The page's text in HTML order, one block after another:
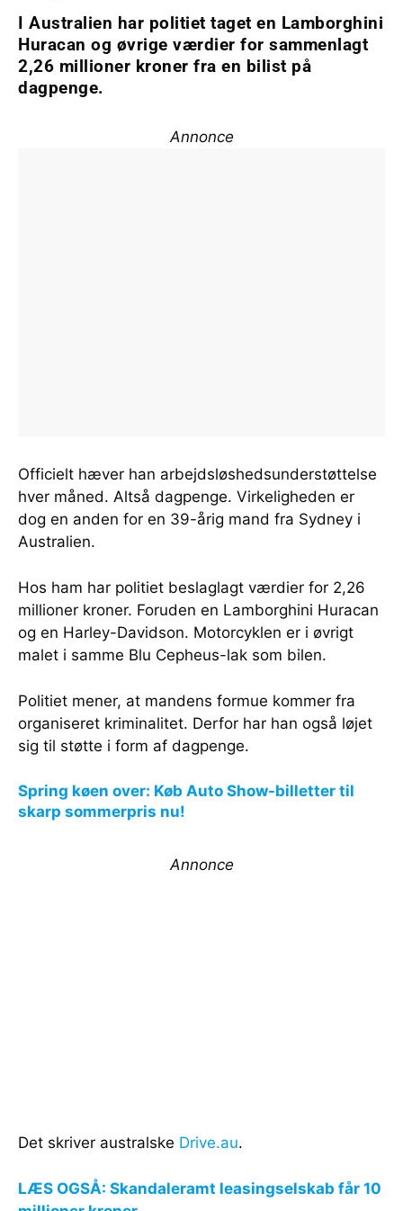
I Australien har politiet taget en Lamborghini
Huracan og øvrige værdier for sammenlagt
2,26 millioner kroner fra en bilist på
dagpenge.
Annonce
Officielt hæver han arbejdsløshedsunderstøttelse
hver måned. Altså dagpenge. Virkeligheden er
dog en anden for en 39-årig mand fra Sydney i
Australien.
Hos ham har politiet beslaglagt værdier for 2,26
millioner kroner. Foruden en Lamborghini Huracan
og en Harley-Davidson. Motorcyklen er i øvrigt
malet i samme Blu Cepheus-lak som bilen.
Politiet mener, at mandens formue kommer fra
organiseret kriminalitet. Derfor har han også løjet
sig til støtte i form af dagpenge.
Spring køen over: Køb Auto Show-billetter til
skarp sommerpris nu!
Annonce
Det skriver australske Drive.au.
LÆS OGSÅ: Skandaleramt leasingselskab får 10